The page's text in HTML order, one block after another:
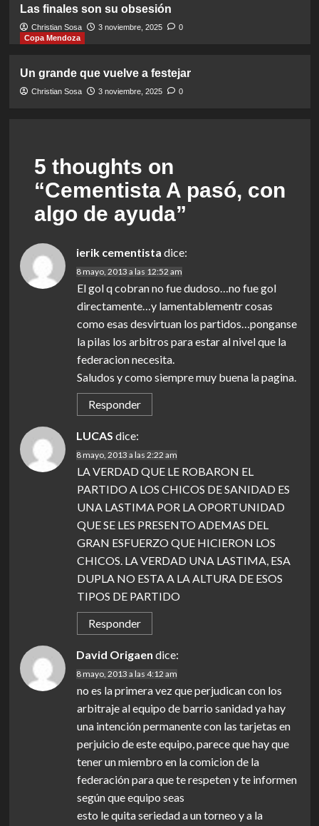
Las finales son su obsesión
Christian Sosa 3 noviembre, 2025
0
Copa Mendoza
Un grande que vuelve a festejar
Christian Sosa 3 noviembre, 2025 0
5 thoughts on
“Cementista A pasó, con
algo de ayuda”
ierik cementista dice:
8 mayo, 2013 a las 12:52 am
El gol q cobran no fue dudoso…no fue gol
directamente…y lamentablementr cosas
como esas desvirtuan los partidos…ponganse
la pilas los arbitros para estar al nivel que la
federacion necesita.
Saludos y como siempre muy buena la pagina.
Responder
LUCAS dice:
8 mayo, 2013 a las 2:22 am
LA VERDAD QUE LE ROBARON EL
PARTIDO A LOS CHICOS DE SANIDAD ES
UNA LASTIMA POR LA OPORTUNIDAD
QUE SE LES PRESENTO ADEMAS DEL
GRAN ESFUERZO QUE HICIERON LOS
CHICOS. LA VERDAD UNA LASTIMA, ESA
DUPLA NO ESTA A LA ALTURA DE ESOS
TIPOS DE PARTIDO
Responder
David Origaen dice:
8 mayo, 2013 a las 4:12 am
no es la primera vez que perjudican con los
arbitraje al equipo de barrio sanidad ya hay
una intención permanente con las tarjetas en
perjuicio de este equipo, parece que hay que
tener un miembro en la comicion de la
federación para que te respeten y te informen
según que equipo seas
esto le quita seriedad a un torneo y a la